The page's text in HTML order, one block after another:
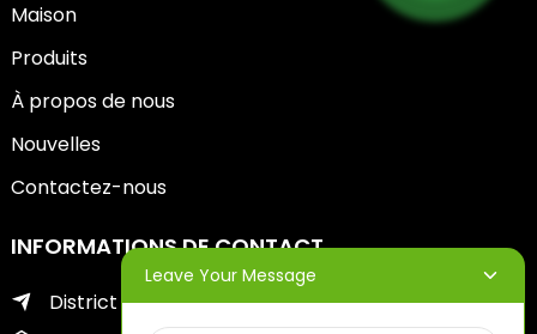
Maison
Produits
À propos de nous
Nouvelles
Contactez-nous
INFORMATIONS DE CONTACT
District de Zhifu de la ville de Yantai
Leave Your Message